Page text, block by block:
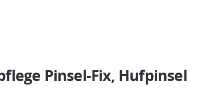
Pinsel-Fix, Hufpinsel